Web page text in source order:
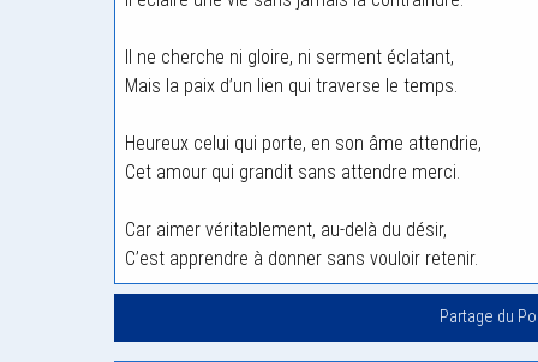
Il ne cherche ni gloire, ni serment éclatant,
Mais la paix d’un lien qui traverse le temps.
Heureux celui qui porte, en son âme attendrie,
Cet amour qui grandit sans attendre merci.
Car aimer véritablement, au-delà du désir,
C’est apprendre à donner sans vouloir retenir.
Partage du